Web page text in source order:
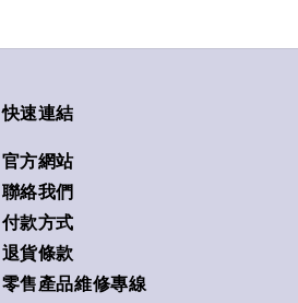
快速連結
官方網站
聯絡我們
付款方式
退貨條款
零售產品維修專線